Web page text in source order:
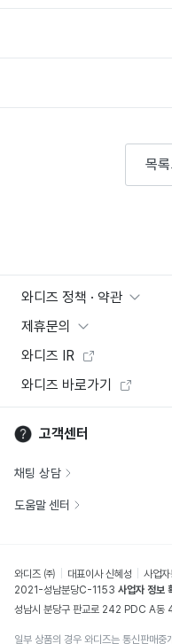
목
와디즈 정책 · 약관
제휴문의
와디즈 IR
와디즈 바로가기
고객센터
채팅 상담
도움말 센터
와디즈 ㈜ 대표이사 신혜성 사업
2021-성남분당C-1153 사업자 정보
성남시 분당구 판교로 242 PDC A동
일부 상품의 경우 와디즈는 통신판매